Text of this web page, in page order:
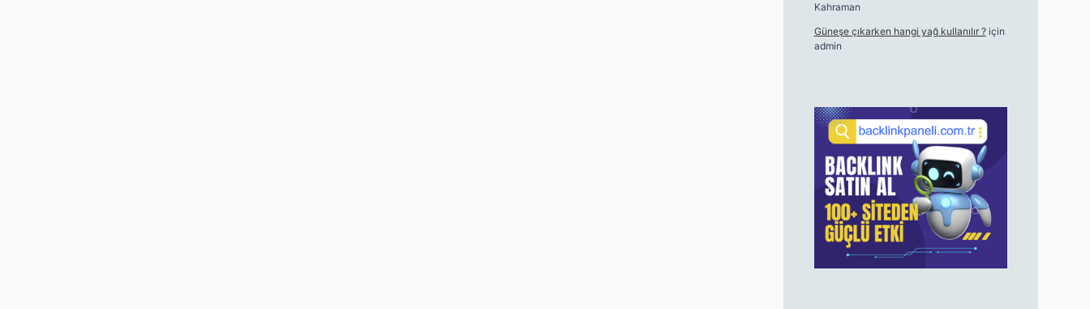
Kahraman
Güneşe çıkarken hangi yağ kullanılır ?için
admin